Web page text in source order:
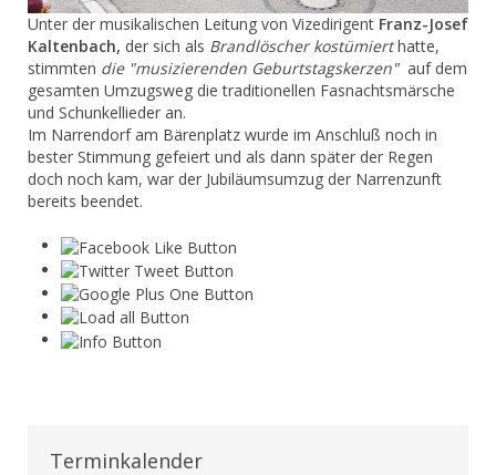
Unter der musikalischen Leitung von Vizedirigent Franz-Josef
Kaltenbach, der sich als Brandlöscher kostümierthatte,
stimmten die "musizierenden Geburtstagskerzen" auf dem
gesamten Umzugsweg die traditionellen Fasnachtsmärsche
und Schunkellieder an.
Im Narrendorf am Bärenplatz wurde im Anschluß noch in
bester Stimmung gefeiert und als dann später der Regen
doch noch kam, war der Jubiläumsumzug der Narrenzunft
bereits beendet.
Terminkalender